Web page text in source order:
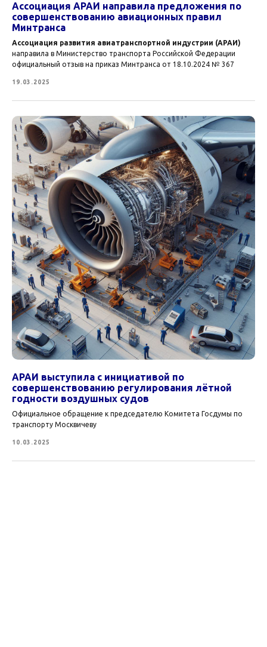
Ассоциация АРАИ направила предложения по
совершенствованию авиационных правил
Минтранса
Ассоциация развития авиатранспортной индустрии (АРАИ)
направила в Министерство транспорта Российской Федерации
официальный отзыв на приказ Минтранса от 18.10.2024 № 367
19.03.2025
АРАИ выступила с инициативой по
совершенствованию регулирования лётной
годности воздушных судов
Официальное обращение к председателю Комитета Госдумы по
транспорту Москвичеву
10.03.2025